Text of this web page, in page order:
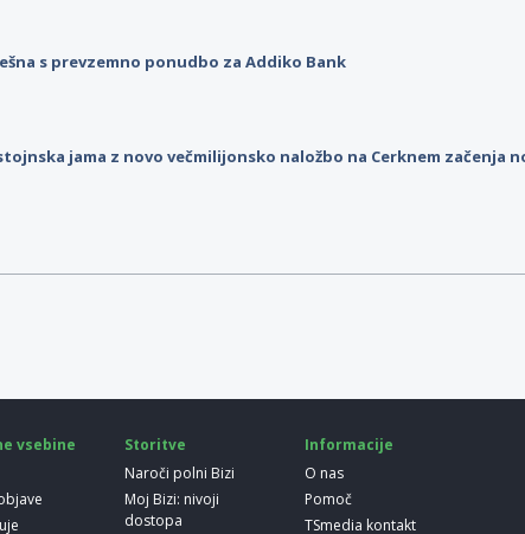
s prevzemno ponudbo za Addiko Bank
jama z novo večmilijonsko naložbo na Cerknem začenja
vsebine
Storitve
Naroči polni Bizi
Moj Bizi: nivoji
dostopa
Informacije
O nas
Pomoč
TSmedia kontakt